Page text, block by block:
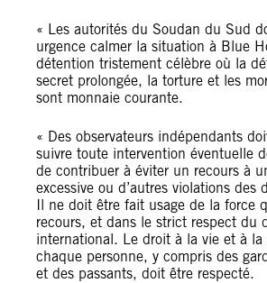
« Les autorités du Soudan du Sud
urgence calmer la situation à Blue
détention tristement célèbre où la
secret prolongée, la torture et les
sont monnaie courante.
« Des observateurs indépendants
suivre toute intervention éventuelle
de contribuer à éviter un recours à
excessive ou d’autres violations des
Il ne doit être fait usage de la force
recours, et dans le strict respect du
international. Le droit à la vie et à la
chaque personne, y compris des
et des passants, doit être respecté.